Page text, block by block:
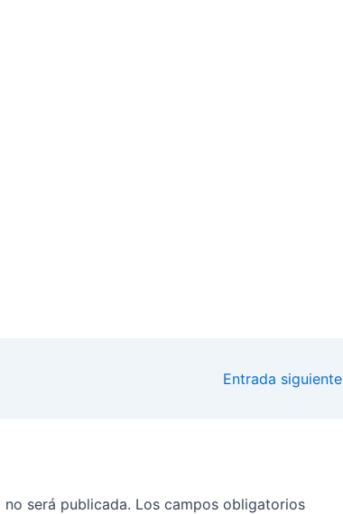
Entrada siguiente
será publicada. Los campos obligatorios